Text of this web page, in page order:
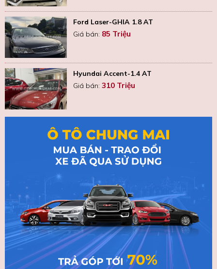
Ford Laser-GHIA 1.8 AT
Giá bán: 85 Triệu
Hyundai Accent-1.4 AT
Giá bán:310 Triệu